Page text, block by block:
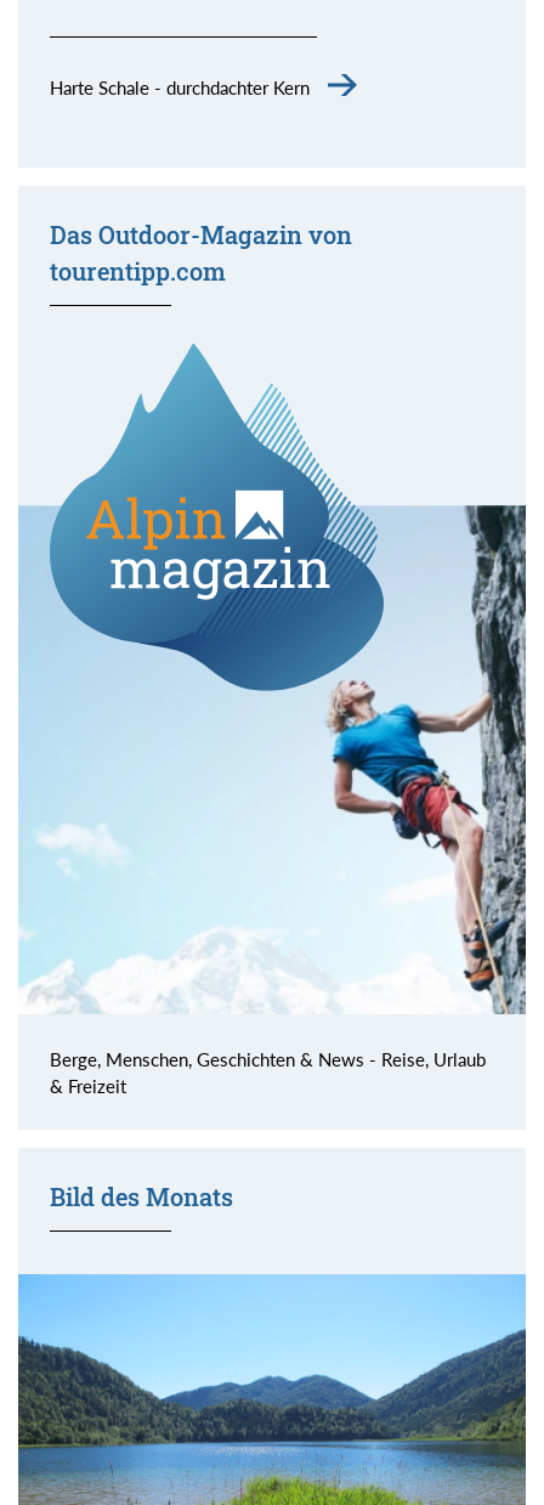
Harte Schale - durchdachter Kern
Das Outdoor-Magazin von
tourentipp.com
Berge, Menschen, Geschichten & News - Reise, Urlaub
& Freizeit
Bild des Monats